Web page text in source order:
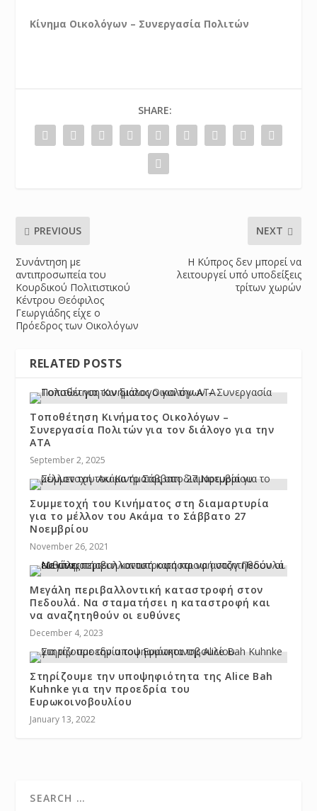
Κίνημα Οικολόγων – Συνεργασία Πολιτών
SHARE:
PREVIOUS
Συνάντηση με
αντιπροσωπεία του
Κουρδικού Πολιτιστικού
Κέντρου Θεόφιλος
Γεωργιάδης είχε ο
Πρόεδρος των Οικολόγων
NEXT
Η Κύπρος δεν μπορεί να
λειτουργεί υπό υποδείξεις
τρίτων χωρών
RELATED POSTS
Τοποθέτηση Κινήματος Οικολόγων –
Συνεργασία Πολιτών για τον διάλογο για την
ΑΤΑ
September 2, 2025
Συμμετοχή του Κινήματος στη διαμαρτυρία
για το μέλλον του Ακάμα το Σάββατο 27
Νοεμβρίου
November 26, 2021
Μεγάλη περιβαλλοντική καταστροφή στον
Πεδουλά. Να σταματήσει η καταστροφή και
να αναζητηθούν οι ευθύνες
December 4, 2023
Στηρίζουμε την υποψηφιότητα της Alice Bah
Kuhnke για την προεδρία του
Ευρωκοινοβουλίου
January 13, 2022